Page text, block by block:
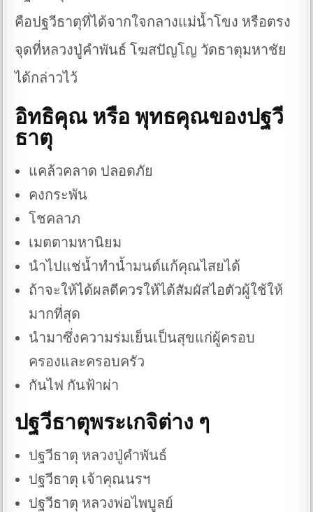
คือปฐวีธาตุที่ได้จากใจกลางแม่น้ำโขง หรือตรง
จุดที่หลวงปู่คําพันธ์ โฆสปัญโญ วัดธาตุมหาชัย
ได้กล่าวไว้
อิทธิคุณ หรือ พุทธคุณของปฐวี
ธาตุ
แคล้วคลาด ปลอดภัย
คงกระพัน
โชคลาภ
เมตตามหานิยม
นำไปแช่น้ำทำน้ำมนต์แก้คุณไสยได้
ถ้าจะให้ได้ผลดีควรให้ได้สัมผัสไอตัวผู้ใช้ให้
มากที่สุด
นำมาซึ่งความร่มเย็นเป็นสุขแก่ผู้ครอบ
ครองและครอบครัว
กันไฟ กันฟ้าผ่า
ปฐวีธาตุพระเกจิต่าง ๆ
ปฐวีธาตุ หลวงปู่คําพันธ์
ปฐวีธาตุ เจ้าคุณนรฯ
ปฐวีธาตุ หลวงพ่อไพบูลย์